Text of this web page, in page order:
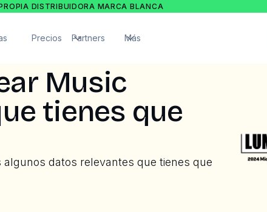
DISTRIBUIDORA MARCA BLANCA
Precios Partners Más
Music
tienes que
datos relevantes que tienes que